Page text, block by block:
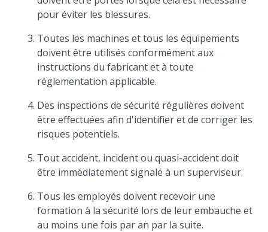
pour éviter les blessures.
Toutes les machines et tous les équipements
doivent être utilisés conformément aux
instructions du fabricant et à toute
réglementation applicable.
Des inspections de sécurité régulières doivent
être effectuées afin d'identifier et de corriger les
risques potentiels.
Tout accident, incident ou quasi-accident doit
être immédiatement signalé à un superviseur.
Tous les employés doivent recevoir une
formation à la sécurité lors de leur embauche et
au moins une fois par an par la suite.